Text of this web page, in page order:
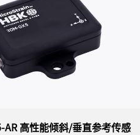
）MicroStrain 3DM-GX5-
25) 高性能姿态参考传感器，
轻的精密工业 AHRS。3DM-GX5-
校准和温度补偿的三轴加速度
力计，可在所有动态条件下实现
组合。双板载处理器运行独特的
曼滤波器 (EKF)，可实现出色的
AR 高性能倾斜/垂直参考传感